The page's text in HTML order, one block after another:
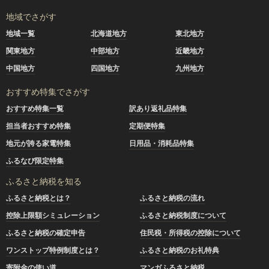
地域でさがす
地域一覧 北海道地方
東北地方
関東地方
中部地方
近畿地方
中国地方
四国地方 九州地方
おすすめ特集でさがす
おすすめ特集一覧
訳あり返礼品特集
担当者おすすめ特集
定期便特集
地元が誇る家電特集
日用品・消耗品特集
ふるなび限定特集
ふるさと納税を知る
ふるさと納税とは？
ふるさと納税の流れ
控除上限額シミュレーション
ふるさと納税制度について
ふるさと納税の確定申告
住民税・所得税の控除について
ワンストップ特例制度とは？
ふるさと納税のお礼特典